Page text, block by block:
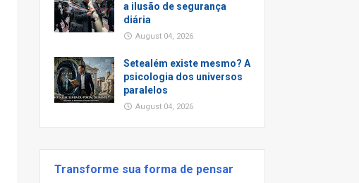
a ilusão de segurança
diária
August 04, 2026
Setealém existe mesmo? A
psicologia dos universos
paralelos
August 04, 2026
Transforme sua forma de pensar